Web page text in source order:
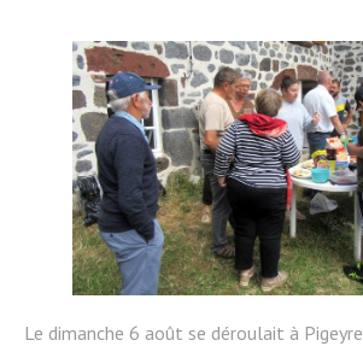
Le dimanche 6 août se déroulait à